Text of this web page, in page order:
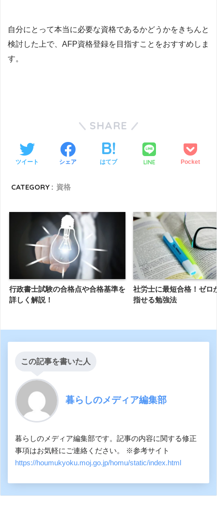
自分にとって本当に必要な資格であるかどうかをきちんと
検討した上で、AFP資格登録を目指すことをおすすめしま
す。
SHARE
ツイート シェア はてブ LINE Pocket
CATEGORY : 資格
行政書士試験の合格点や合格基準を
詳しく解説！
社労士に最短合格！ゼロ
指せる勉強法
この記事を書いた人
暮らしのメディア編集部
暮らしのメディア編集部です。記事の内容に関する修正
事項はお気軽にご連絡ください。 ※参考サイト
https://houmukyoku.moj.go.jp/homu/static/index.html